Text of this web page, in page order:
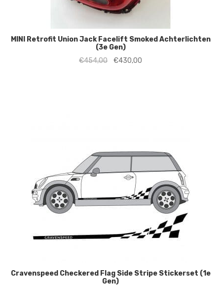
MINI Retrofit Union Jack Facelift Smoked Achterlichten
(3e Gen)
€454,00
Oorspronkelijke
€430,00Huidige
Cravenspeed Checkered Flag Side Stripe Stickerset (1e
Gen)